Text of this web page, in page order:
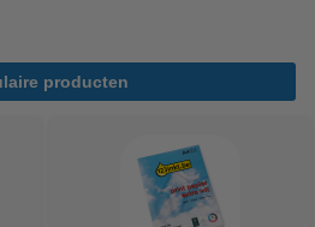
producten